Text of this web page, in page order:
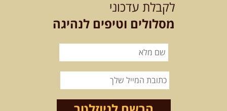
למגוון רכבי שטח
בחרנו לילה מיוחד לטיול מיוחד!
השמיים יהיו נקיים, הכוכבים ...
שישי- מעיינות
ואתגרים בצפון הרמה
מסלול חדש בצפון רמת הגולן בהובלת
מדריך תושב האזור. המסלול ...
לקבלת עדכוני
מסלולים וטיפים לנהיגה